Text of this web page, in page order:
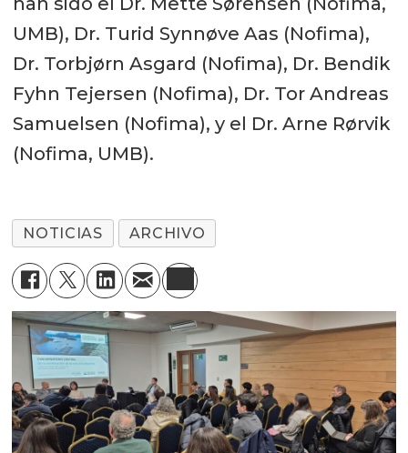
UMB), Dr. Turid Synnøve Aas (Nofima),
Dr. Torbjørn Asgard (Nofima), Dr. Bendik
Fyhn Tejersen (Nofima), Dr. Tor Andreas
Samuelsen (Nofima), y el Dr. Arne Rørvik
(Nofima, UMB).
NOTICIAS ARCHIVO